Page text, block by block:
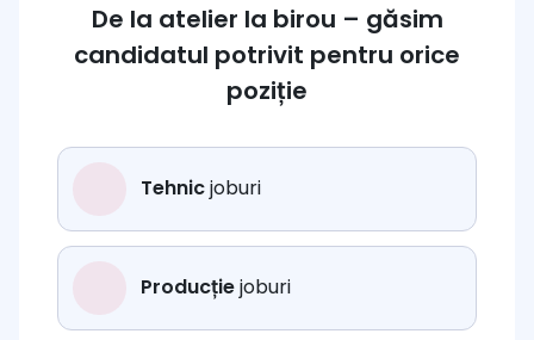
De la atelier la birou – găsim
candidatul potrivit pentru orice
poziție
Tehnicjoburi
Producțiejoburi